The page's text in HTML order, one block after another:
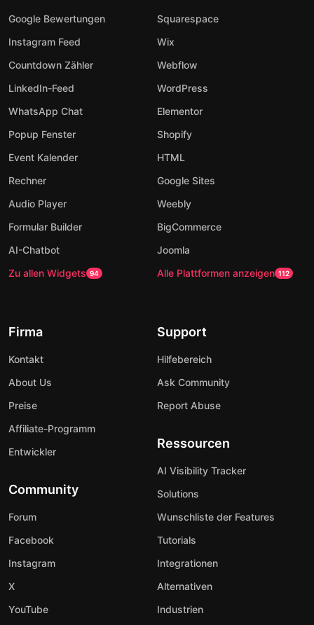
Google Bewertungen
Instagram Feed
Countdown Zähler
LinkedIn-Feed
WhatsApp Chat
Popup Fenster
Event Kalender
Rechner
Audio Player
Formular Builder
AI-Chatbot
Zu allen Widgets 94
Squarespace
Wix
Webflow
WordPress
Elementor
Shopify
HTML
Google Sites
Weebly
BigCommerce
Joomla
Alle Plattformen anzeigen 112
Firma
Kontakt
About Us
Preise
Affiliate-Programm
Entwickler
Community
Forum
Facebook
Instagram
X
YouTube
Support
Hilfebereich
Ask Community
Report Abuse
Ressourcen
AI Visibility Tracker
Solutions
Wunschliste der Features
Tutorials
Integrationen
Alternativen
Industrien